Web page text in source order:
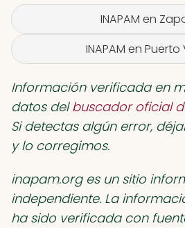
INAPAM en
INAPAM en
Información verificada en
datos delbuscador oficial
Si detectas algún error,
y lo corregimos.
inapam.org es un sitio
independiente. La
ha sido verificada con